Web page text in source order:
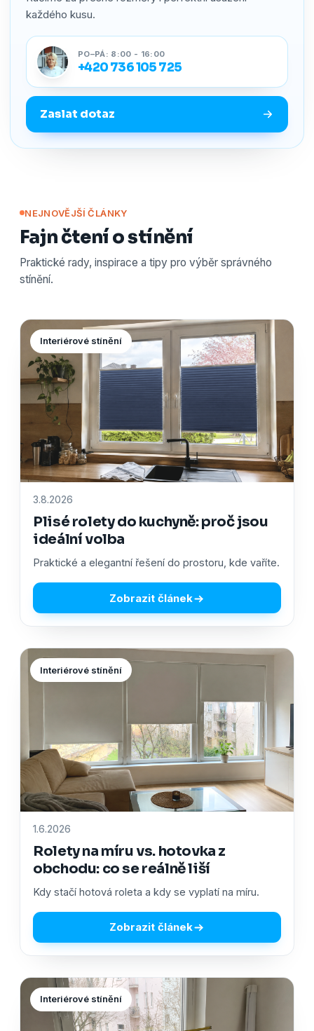
každého kusu.
PO–PÁ: 8:00 - 16:00
+420 736 105 725
Zaslat dotaz
NEJNOVĚJŠÍ ČLÁNKY
Fajn čtení o stínění
Praktické rady, inspirace a tipy pro výběr správného
stínění.
Interiérové stínění
3.8.2026
Plisé rolety do kuchyně: proč jsou
ideální volba
Praktické a elegantní řešení do prostoru, kde vaříte.
Zobrazit článek
Interiérové stínění
1.6.2026
Rolety na míru vs. hotovka z
obchodu: co se reálně liší
Kdy stačí hotová roleta a kdy se vyplatí na míru.
Zobrazit článek
Interiérové stínění